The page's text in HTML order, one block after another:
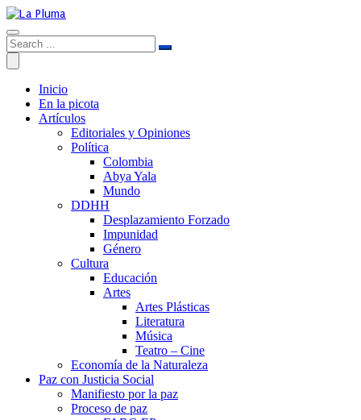
Inicio
En la picota
Artículos
Editoriales y Opiniones
Política
Colombia
Abya Yala
Mundo
DDHH
Desplazamiento Forzado
Impunidad
Género
Cultura
Educación
Artes
Artes Plásticas
Literatura
Música
Teatro – Cine
Economía de la Naturaleza
Paz con Justicia Social
Manifiesto por la paz
Proceso de paz